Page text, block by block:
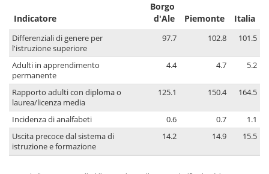
Indicatore
Borgo
d'Ale
Piemonte Italia
Differenziali di genere per
l'istruzione superiore
97.7 102.8 101.5
Adulti in apprendimento
permanente
4.4 4.7 5.2
Rapporto adulti con diploma o
laurea/licenza media
125.1 150.4 164.5
Incidenza di analfabeti 0.6 0.7
1.1
Uscita precoce dal sistema di
istruzione e formazione
14.2 14.9 15.5